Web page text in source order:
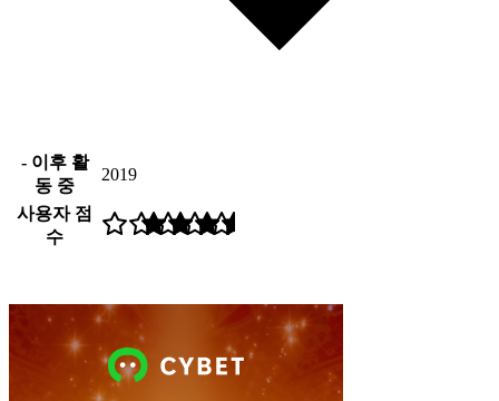
- 이후 활
동 중
2019
사용자 점
수